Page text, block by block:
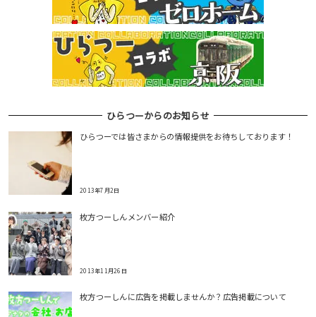
ひらつーからのお知らせ
ひらつーでは皆さまからの情報提供をお待ちしております！
2013年7月2日
枚方つーしんメンバー紹介
2013年11月26日
枚方つーしんに広告を掲載しませんか？広告掲載について